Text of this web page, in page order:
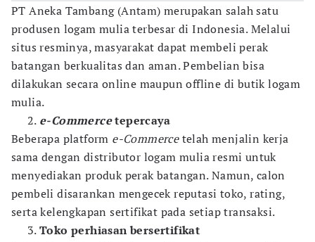
PT Aneka Tambang (Antam) merupakan salah satu
produsen logam mulia terbesar di Indonesia. Melalui
situs resminya, masyarakat dapat membeli perak
batangan berkualitas dan aman. Pembelian bisa
dilakukan secara online maupun offline di butik logam
mulia.
e-Commercetepercaya
Beberapa platform e-Commercetelah menjalin kerja
sama dengan distributor logam mulia resmi untuk
menyediakan produk perak batangan. Namun, calon
pembeli disarankan mengecek reputasi toko, rating,
serta kelengkapan sertifikat pada setiap transaksi.
Toko perhiasan bersertifikat